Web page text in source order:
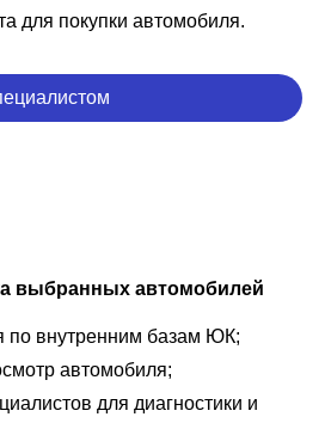
для покупки автомобиля.
выбранных автомобилей
по внутренним базам ЮК;
автомобиля;
для диагностики и